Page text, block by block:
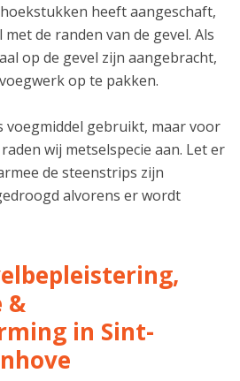
heeft aangeschaft,
de randen van de gevel. Als
op de gevel zijn aangebracht,
op te pakken.
voegmiddel gebruikt, maar voor
wij metselspecie aan. Let er
de steenstrips zijn
alvorens er wordt
&
in Sint-